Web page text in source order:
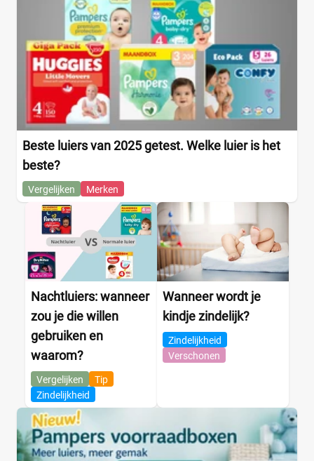
Beste luiers van 2025 getest. Welke luier is het
beste?
Vergelijken Merken
Nachtluiers: wanneer
zou je die willen
gebruiken en
waarom?
Vergelijken
Tip
Zindelijkheid
Wanneer wordt je
kindje zindelijk?
Zindelijkheid
Verschonen